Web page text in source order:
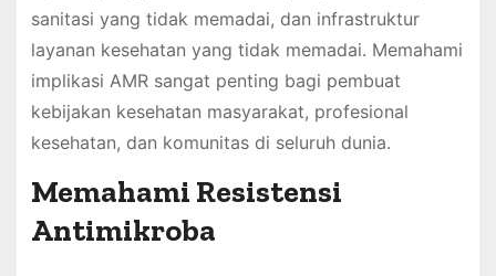
sanitasi yang tidak memadai, dan infrastruktur
layanan kesehatan yang tidak memadai. Memahami
implikasi AMR sangat penting bagi pembuat
kebijakan kesehatan masyarakat, profesional
kesehatan, dan komunitas di seluruh dunia.
Memahami Resistensi
Antimikroba